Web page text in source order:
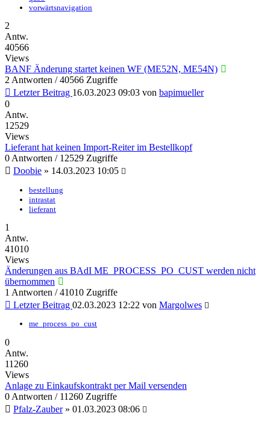
vorwärtsnavigation
2
Antw.
40566
Views
BANF Änderung startet keinen WF (ME52N, ME54N)
2 Antworten / 40566 Zugriffe
Letzter Beitrag 16.03.2023 09:03 von bapimueller
0
Antw.
12529
Views
Lieferant hat keinen Import-Reiter im Bestellkopf
0 Antworten / 12529 Zugriffe
Doobie » 14.03.2023 10:05
bestellung
intrastat
lieferant
1
Antw.
41010
Views
Änderungen aus BAdI ME_PROCESS_PO_CUST werden nicht
übernommen
1 Antworten / 41010 Zugriffe
Letzter Beitrag 02.03.2023 12:22 von Margolwes
me_process_po_cust
0
Antw.
11260
Views
Anlage zu Einkaufskontrakt per Mail versenden
0 Antworten / 11260 Zugriffe
Pfalz-Zauber» 01.03.2023 08:06